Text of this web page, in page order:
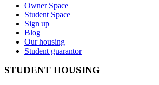
Owner Space
Student Space
Sign up
Blog
Our housing
Student guarantor
STUDENT HOUSING